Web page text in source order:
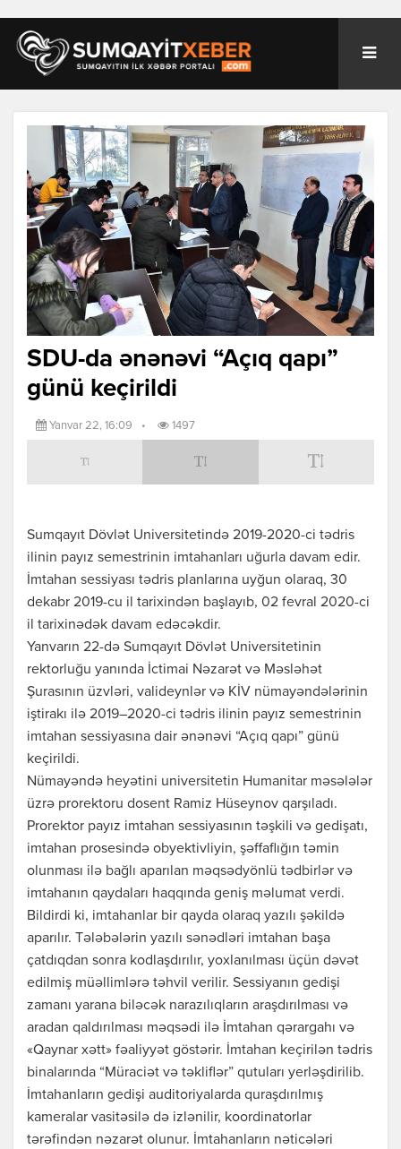
SDU-da ənənəvi “Açıq qapı”
günü keçirildi
Yanvar 22, 16:09 • 1497
Sumqayıt Dövlət Universitetində 2019-2020-ci tədris
ilinin payız semestrinin imtahanları uğurla davam edir.
İmtahan sessiyası tədris planlarına uyğun olaraq, 30
dekabr 2019-cu il tarixindən başlayıb, 02 fevral 2020-ci
il tarixinədək davam edəcəkdir.
Yanvarın 22-də Sumqayıt Dövlət Universitetinin
rektorluğu yanında İctimai Nəzarət və Məsləhət
Şurasının üzvləri, valideynlər və KİV nümayəndələrinin
iştirakı ilə 2019–2020-ci tədris ilinin payız semestrinin
imtahan sessiyasına dair ənənəvi “Açıq qapı” günü
keçirildi.
Nümayəndə heyətini universitetin Humanitar məsələlər
üzrə prorektoru dosent Ramiz Hüseynov qarşıladı.
Prorektor payız imtahan sessiyasının təşkili və gedişatı,
imtahan prosesində obyektivliyin, şəffaflığın təmin
olunması ilə bağlı aparılan məqsədyönlü tədbirlər və
imtahanın qaydaları haqqında geniş məlumat verdi.
Bildirdi ki, imtahanlar bir qayda olaraq yazılı şəkildə
aparılır. Tələbələrin yazılı sənədləri imtahan başa
çatdıqdan sonra kodlaşdırılır, yoxlanılması üçün dəvət
edilmiş müəllimlərə təhvil verilir. Sessiyanın gedişi
zamanı yarana biləcək narazılıqların araşdırılması və
aradan qaldırılması məqsədi ilə İmtahan qərargahı və
«Qaynar xətt» fəaliyyət göstərir. İmtahan keçirilən tədris
binalarında “Müraciət və təkliflər” qutuları yerləşdirilib.
İmtahanların gedişi auditoriyalarda quraşdırılmış
kameralar vasitəsilə də izlənilir, koordinatorlar
tərəfindən nəzarət olunur. İmtahanların nəticələri